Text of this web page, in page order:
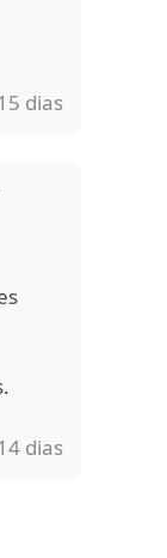
dias
dias